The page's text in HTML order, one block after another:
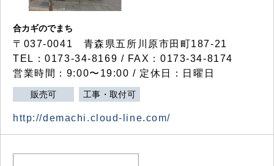
合カギのでまち
〒037-0041 青森県五所川原市田町187-21
TEL：0173-34-8169 / FAX：0173-34-8174
営業時間：9:00〜19:00 / 定休日：日曜日
販売可 工事・取付可
http://demachi.cloud-line.com/